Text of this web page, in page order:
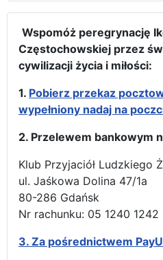
Wspomóż peregrynację
Częstochowskiej przez
cywilizacji życia i miłości:
1. Pobierz przekaz
wypełniony nadaj na
2. Przelewem bankowym
Klub Przyjaciół Ludzkiego
ul. Jaśkowa Dolina 47/1a
80-286 Gdańsk
Nr rachunku: 05 1240 1242
3. Za pośrednictwem